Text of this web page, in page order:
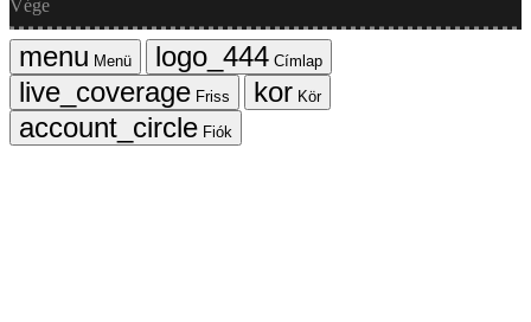
Vége
Menü
Címlap
Friss
Kör
Fiók